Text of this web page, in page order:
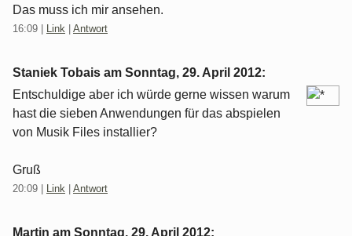
Das muss ich mir ansehen.
16:09 Link Antwort
Staniek Tobais am Sonntag, 29. April 2012:
Entschuldige aber ich würde gerne wissen warum
hast die sieben Anwendungen für das abspielen
von Musik Files installier?
Gruß
20:09 Link Antwort
Martin am Sonntag, 29. April 2012: